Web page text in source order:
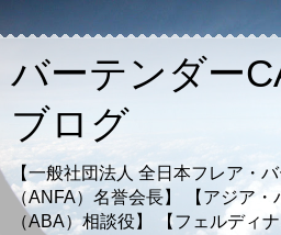
バーテンダー
ブログ
【一般社団法人 全日本フレア・
（ANFA）名誉会長】 【アジア・
（ABA）相談役】 【フェルディ